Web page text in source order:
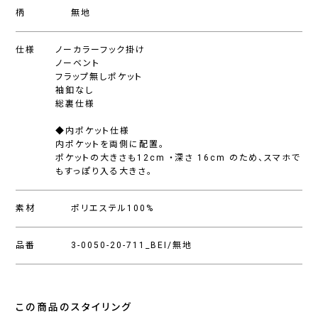
柄 無地
仕様
ノーカラーフック掛け
ノーベント
フラップ無しポケット
袖釦なし
総裏仕様
◆内ポケット仕様
内ポケットを両側に配置。
ポケットの大きさも12cm ・深さ 16cm のため、スマホで
もすっぽり入る大きさ。
素材 ポリエステル100%
品番 3-0050-20-711_BEI/無地
この商品のスタイリング